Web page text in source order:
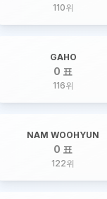
110위
GAHO
0 표
116위
NAM WOOHYUN
0 표
122위